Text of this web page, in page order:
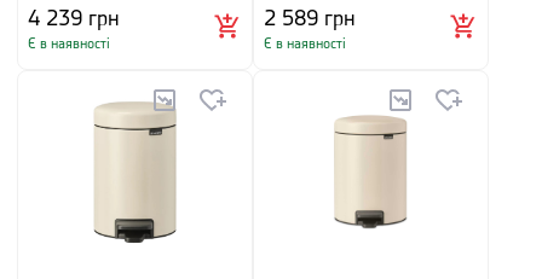
4 239 грн
Є в наявності
2 589 грн
Є в наявності